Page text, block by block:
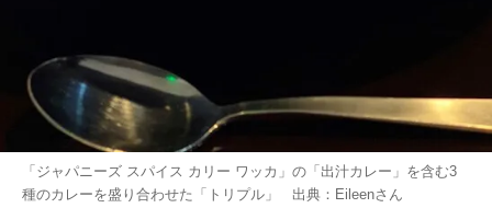
「ジャパニーズ スパイス カリー ワッカ」の「出汁カレー」を含む3
種のカレーを盛り合わせた「トリプル」 出典： Eileenさん